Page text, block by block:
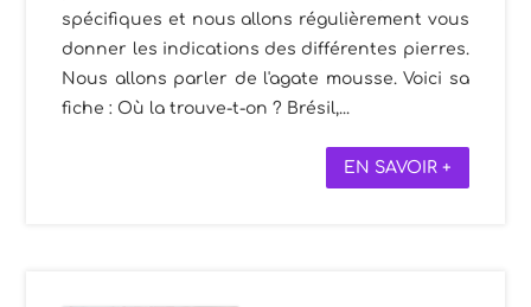
spécifiques et nous allons régulièrement vous
donner les indications des différentes pierres.
Nous allons parler de l'agate mousse. Voici sa
fiche : Où la trouve-t-on ? Brésil,...
EN SAVOIR +